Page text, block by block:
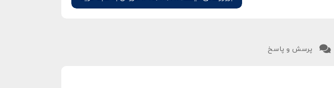
پرسش و پاسخ